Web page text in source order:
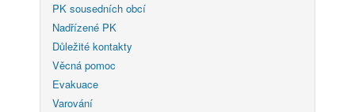
PK sousedních obcí
Nadřízené PK
Důležité kontakty
Věcná pomoc
Evakuace
Varování